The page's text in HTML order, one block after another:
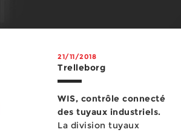
21/11/2018
Trelleborg
WIS, contrôle connecté
des tuyaux industriels.
La division tuyaux